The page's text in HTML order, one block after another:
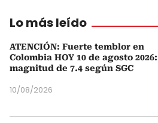
Lo más leído
ATENCIÓN: Fuerte temblor en
Colombia HOY 10 de agosto 2026:
magnitud de 7.4 según SGC
10/08/2026